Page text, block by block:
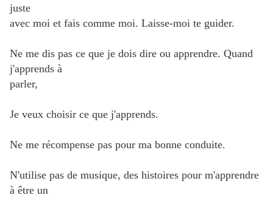
juste
avec moi et fais comme moi. Laisse-moi te guider.
Ne me dis pas ce que je dois dire ou apprendre. Quand
j'apprends à
parler,
Je veux choisir ce que j'apprends.
Ne me récompense pas pour ma bonne conduite.
N'utilise pas de musique, des histoires pour m'apprendre
à être un